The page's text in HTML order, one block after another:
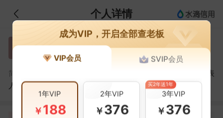
个人详情
王 王明松
简介：
王明松，海城市金羽耐火材料制造有限公司的法定代表
人
成为VIP，开启全部查老板
VIP会员 SVIP会员
1年VIP
￥188
2年VIP
￥376
3年VIP
￥376
买2年送1年